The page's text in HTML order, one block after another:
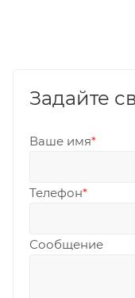
Задайте
Ваше имя*
Телефон*
Сообщение